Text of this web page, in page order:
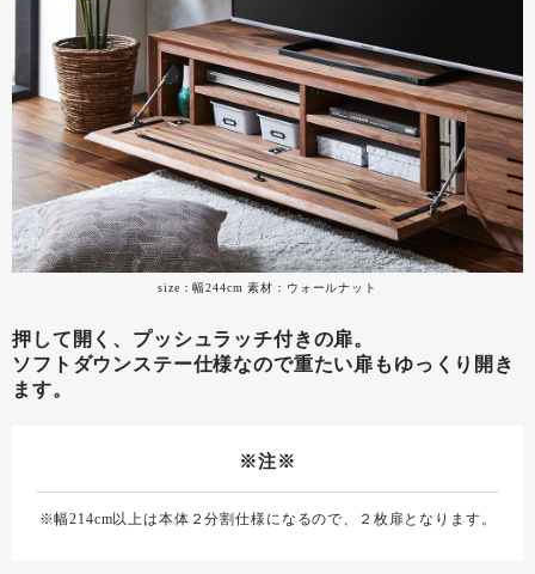
size：幅244cm 素材：ウォールナット
押して開く、プッシュラッチ付きの扉。
ソフトダウンステー仕様なので重たい扉もゆっくり開き
ます。
※注※
※幅214cm以上は本体２分割仕様になるので、２枚扉となります。